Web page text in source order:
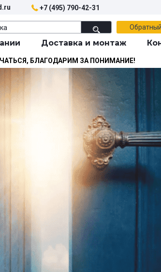
+7 (495) 790-42-31
Доставка и монтаж
БЛАГОДАРИМ ЗА ПОНИМАНИЕ!